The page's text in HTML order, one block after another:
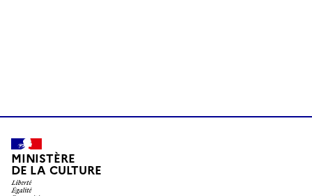
MINISTÈRE
DE LA CULTURE